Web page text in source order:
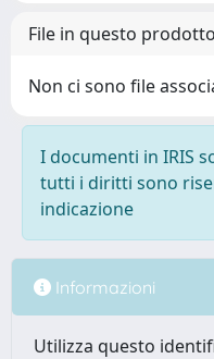
File in questo
Non ci sono file
I documenti in IRIS
tutti i diritti sono
indicazione
Informazioni
Utilizza questo